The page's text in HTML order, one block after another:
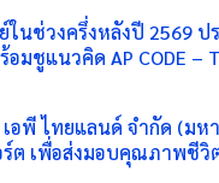
ช่วงครึ่งหลังปี 2569 ป
อมชูแนวคิด AP
พี ไทยแลนด์ จำกัด (ม
ต เพื่อส่งมอบคุณภาพชีวิ